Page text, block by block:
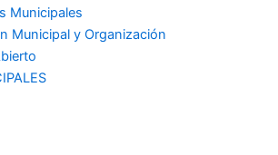
Municipales
Municipal y Organización